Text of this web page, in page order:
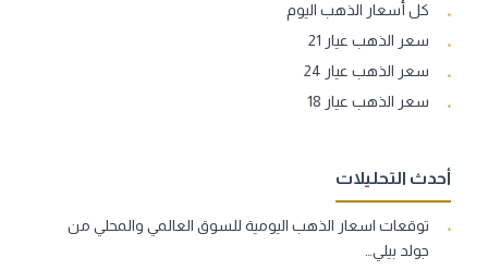
كل أسعار الذهب اليوم
سعر الذهب عيار 21
سعر الذهب عيار 24
سعر الذهب عيار 18
أحدث التحليلات
توقعات اسعار الذهب اليومية للسوق العالمي والمحلي من
جولد بيلي…